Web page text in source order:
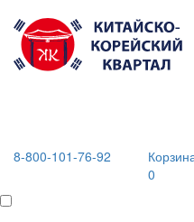
8-800-101-76-92
0